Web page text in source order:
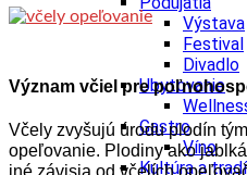
Výstava
Festival
Divadlo
Ubytovanie
Gastro
Víno
Kultúra a
Význam včiel pre
Včely zvyšujú úrodu plodín
opeľovanie. Plodiny ako
iné závisia od včelích